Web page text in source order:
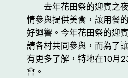
去年花田祭的迎賓之夜
情參與提供美食，讓用餐
好迴響。今年花田祭的迎
請各村共同參與，而為了
有更多了解，特地在10月
會。